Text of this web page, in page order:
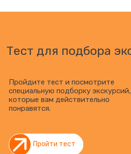
Пройдите тест и посмотрите
специальную подборку экскурсий,
которые вам действительно
понравятся.
Тест для подбора
Пройти тест